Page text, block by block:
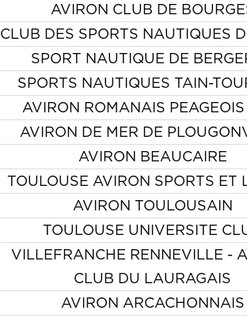
AVIRON CLUB DE
CLUB DES SPORTS NAUTIQUES
SPORT NAUTIQUE DE
SPORTS NAUTIQUES TAIN-
AVIRON ROMANAIS PEAGEOIS
AVIRON DE MER DE
AVIRON BEAUCAIRE
TOULOUSE AVIRON SPORTS ET
AVIRON TOULOUSAIN
TOULOUSE UNIVERSITE
VILLEFRANCHE RENNEVILLE -
CLUB DU LAURAGAIS
AVIRON ARCACHONNAIS